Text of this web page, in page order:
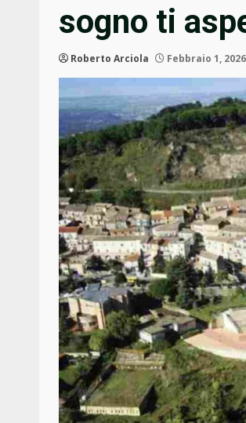
sogno ti
Roberto Arciola Febbraio 1, 2026